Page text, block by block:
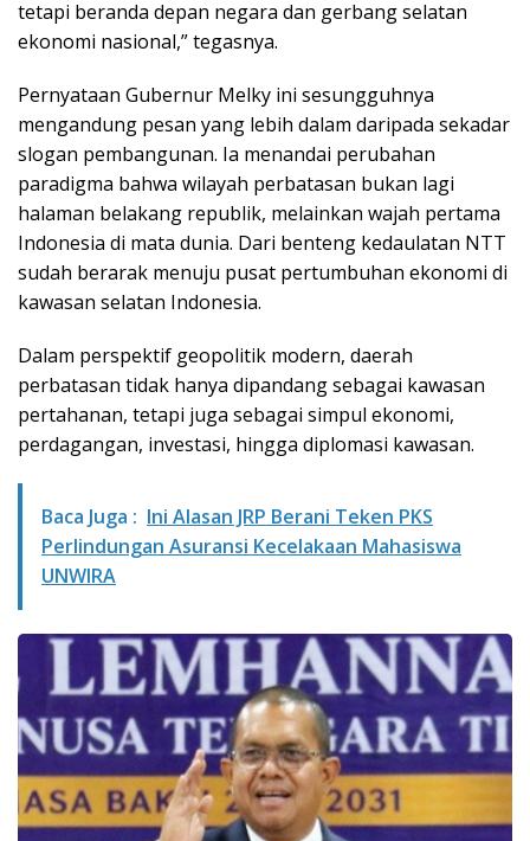
tetapi beranda depan negara dan gerbang selatan
ekonomi nasional,” tegasnya.
Pernyataan Gubernur Melky ini sesungguhnya
mengandung pesan yang lebih dalam daripada sekadar
slogan pembangunan. Ia menandai perubahan
paradigma bahwa wilayah perbatasan bukan lagi
halaman belakang republik, melainkan wajah pertama
Indonesia di mata dunia. Dari benteng kedaulatan NTT
sudah berarak menuju pusat pertumbuhan ekonomi di
kawasan selatan Indonesia.
Dalam perspektif geopolitik modern, daerah
perbatasan tidak hanya dipandang sebagai kawasan
pertahanan, tetapi juga sebagai simpul ekonomi,
perdagangan, investasi, hingga diplomasi kawasan.
Baca Juga : Ini Alasan JRP Berani Teken PKS
Perlindungan Asuransi Kecelakaan Mahasiswa
UNWIRA